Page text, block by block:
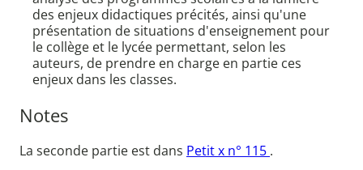
des enjeux didactiques précités, ainsi qu'une
présentation de situations d'enseignement pour
le collège et le lycée permettant, selon les
auteurs, de prendre en charge en partie ces
enjeux dans les classes.
Notes
La seconde partie est dans Petit x n° 115 .